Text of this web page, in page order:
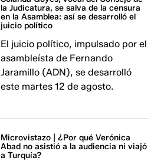
la Judicatura, se salva de la censura
en la Asamblea: así se desarrolló el
juicio político
El juicio político, impulsado por el
asambleísta de Fernando
Jaramillo (ADN), se desarrolló
este martes 12 de agosto.
Microvistazo | ¿Por qué Verónica
Abad no asistió a la audiencia ni viajó
a Turquía?